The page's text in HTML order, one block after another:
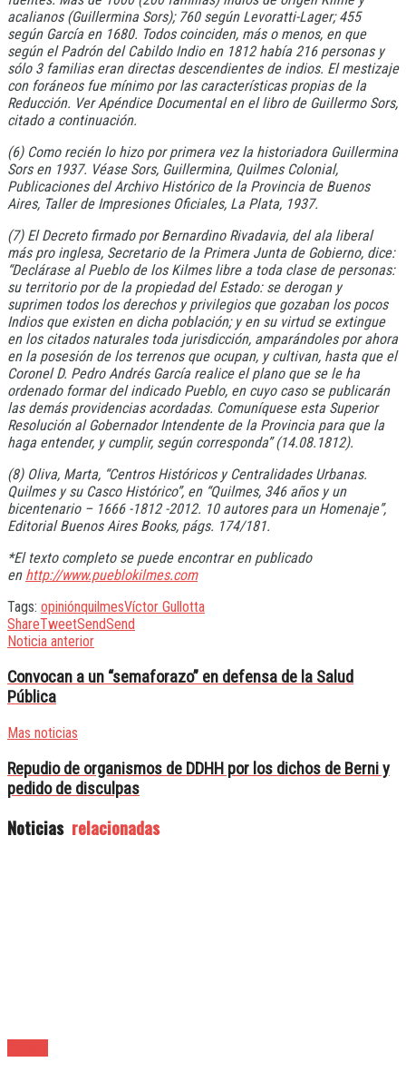
acalianos (Guillermina Sors); 760 según Levoratti-Lager; 455
según García en 1680. Todos coinciden, más o menos, en que
según el Padrón del Cabildo Indio en 1812 había 216 personas y
sólo 3 familias eran directas descendientes de indios. El mestizaje
con foráneos fue mínimo por las características propias de la
Reducción. Ver Apéndice Documental en el libro de Guillermo Sors,
citado a continuación.
(6) Como recién lo hizo por primera vez la historiadora Guillermina
Sors en 1937. Véase Sors, Guillermina, Quilmes Colonial,
Publicaciones del Archivo Histórico de la Provincia de Buenos
Aires, Taller de Impresiones Oficiales, La Plata, 1937.
(7) El Decreto firmado por Bernardino Rivadavia, del ala liberal
más pro inglesa, Secretario de la Primera Junta de Gobierno, dice:
“Declárase al Pueblo de los Kilmes libre a toda clase de personas:
su territorio por de la propiedad del Estado: se derogan y
suprimen todos los derechos y privilegios que gozaban los pocos
Indios que existen en dicha población; y en su virtud se extingue
en los citados naturales toda jurisdicción, amparándoles por ahora
en la posesión de los terrenos que ocupan, y cultivan, hasta que el
Coronel D. Pedro Andrés García realice el plano que se le ha
ordenado formar del indicado Pueblo, en cuyo caso se publicarán
las demás providencias acordadas. Comuníquese esta Superior
Resolución al Gobernador Intendente de la Provincia para que la
haga entender, y cumplir, según corresponda” (14.08.1812).
(8) Oliva, Marta, “Centros Históricos y Centralidades Urbanas.
Quilmes y su Casco Histórico”, en “Quilmes, 346 años y un
bicentenario – 1666 -1812 -2012. 10 autores para un Homenaje”,
Editorial Buenos Aires Books, págs. 174/181.
*El texto completo se puede encontrar en publicado
en http://www.pueblokilmes.com
Tags: opiniónquilmesVíctor Gullotta
ShareTweetSendSend
Noticia anterior
Convocan a un “semaforazo” en defensa de la Salud
Pública
Mas noticias
Repudio de organismos de DDHH por los dichos de Berni y
pedido de disculpas
Noticias relacionadas